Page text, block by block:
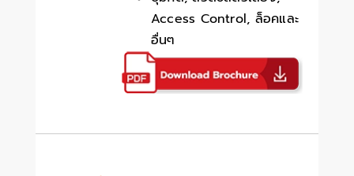
Access Control, ล็อคและ
อื่นๆ